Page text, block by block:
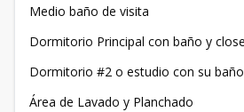
Medio baño de visita
Dormitorio Principal con baño y
Dormitorio #2 o estudio con su
Área de Lavado y Planchado